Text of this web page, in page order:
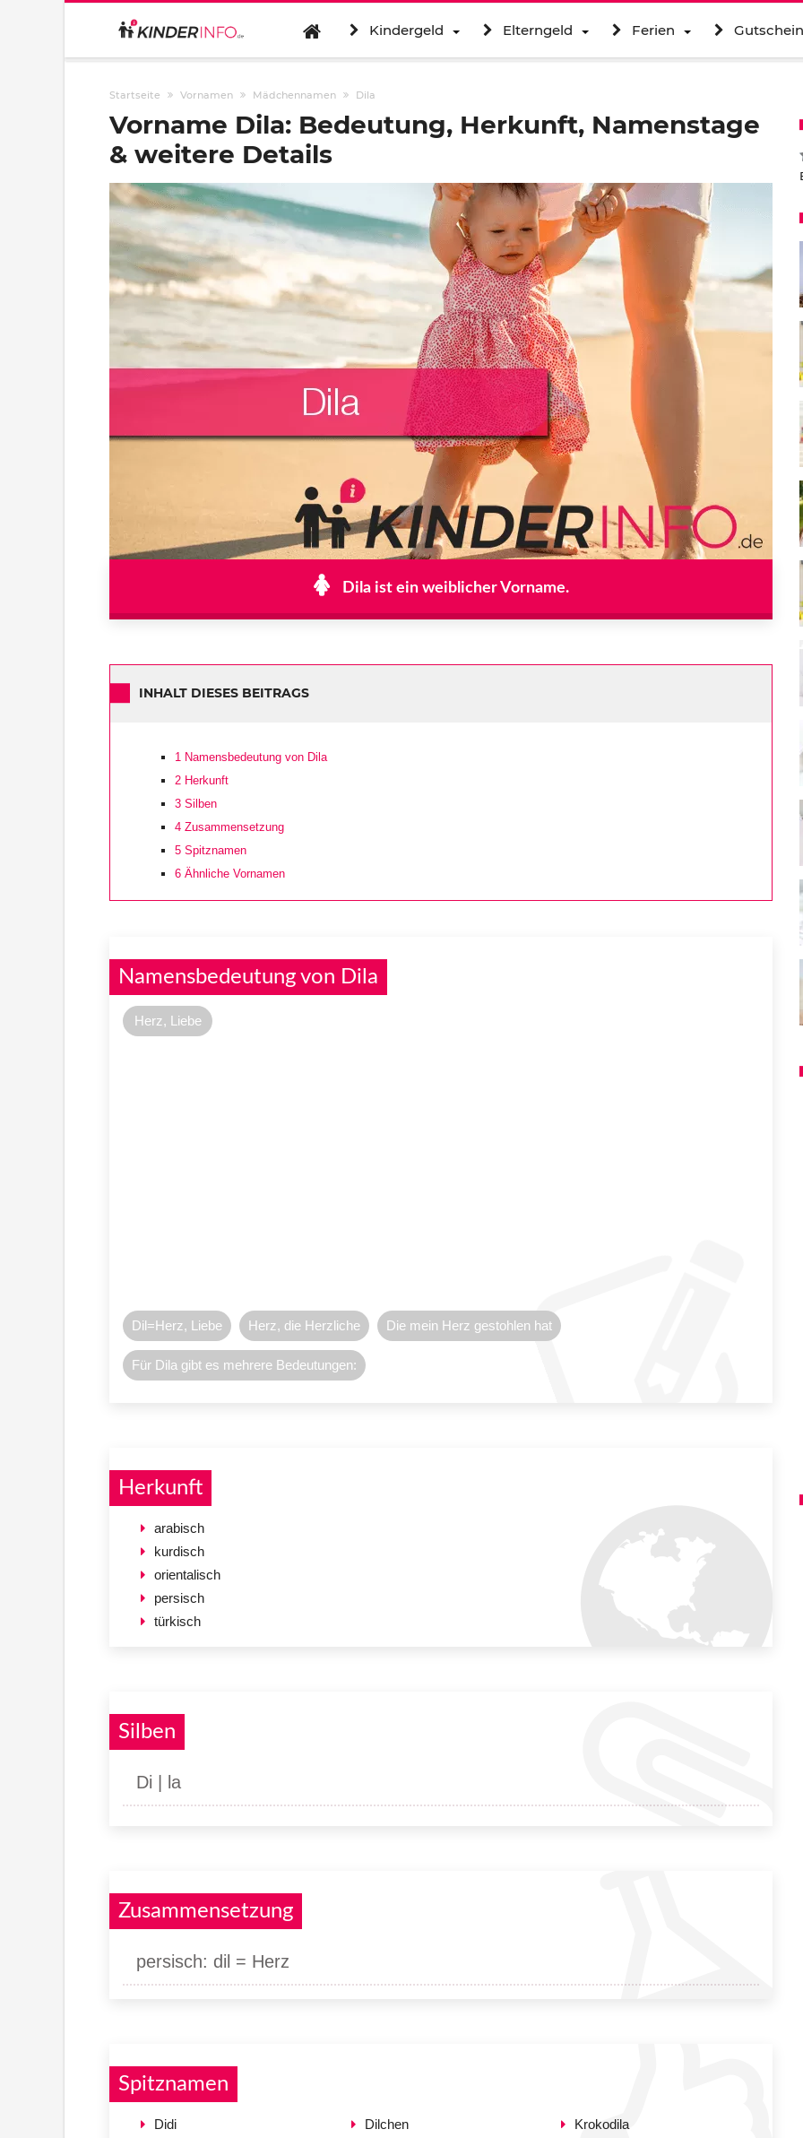
Kindergeld Elterngeld Ferien
Startseite Vornamen Mädchennamen Dila
Vorname Dila: Bedeutung, Herkunft, Namenstage
& weitere Details
Dila ist ein weiblicher Vorname.
INHALT DIESES BEITRAGS
1 Namensbedeutung von Dila
2 Herkunft
3 Silben
4 Zusammensetzung
5 Spitznamen
6 Ähnliche Vornamen
Namensbedeutung von Dila
Herz, Liebe
Dil=Herz, Liebe Herz, die Herzliche Die mein Herz gestohlen hat
Für Dila gibt es mehrere Bedeutungen:
Herkunft
arabisch
kurdisch
orientalisch
persisch
türkisch
Silben
Di | la
Zusammensetzung
persisch: dil = Herz
Spitznamen
Didi
Dilchen
Krokodila